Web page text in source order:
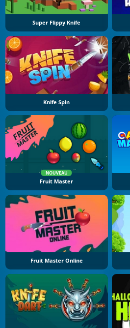
Super Flippy Knife
Knife Spin
NOUVEAU
Fruit Master
Fruit Master Online